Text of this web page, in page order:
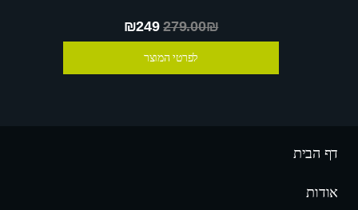
₪249279.00₪
לפרטי המוצר
דף הבית
אודות